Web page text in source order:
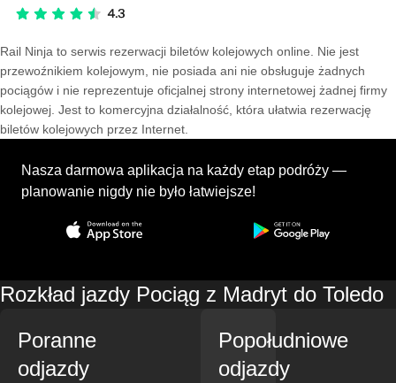
Rail Ninja to serwis rezerwacji biletów kolejowych online. Nie jest
przewoźnikiem kolejowym, nie posiada ani nie obsługuje żadnych
pociągów i nie reprezentuje oficjalnej strony internetowej żadnej firmy
kolejowej. Jest to komercyjna działalność, która ułatwia rezerwację
biletów kolejowych przez Internet.
Nasza darmowa aplikacja na każdy etap podróży —
planowanie nigdy nie było łatwiejsze!
Rozkład jazdy Pociąg z Madryt do Toledo
Poranne
odjazdy
Popołudniowe
odjazdy